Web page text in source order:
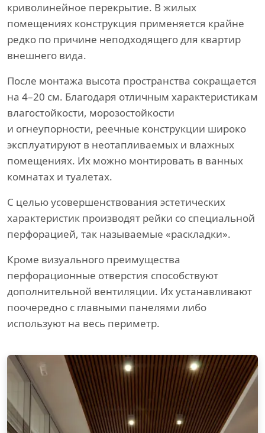
криволинейное перекрытие. В жилых
помещениях конструкция применяется крайне
редко по причине неподходящего для квартир
внешнего вида.
После монтажа высота пространства сокращается
на 4–20 см. Благодаря отличным характеристикам
влагостойкости, морозостойкости
и огнеупорности, реечные конструкции широко
эксплуатируют в неотапливаемых и влажных
помещениях. Их можно монтировать в ванных
комнатах и туалетах.
С целью усовершенствования эстетических
характеристик производят рейки со специальной
перфорацией, так называемые «раскладки».
Кроме визуального преимущества
перфорационные отверстия способствуют
дополнительной вентиляции. Их устанавливают
поочередно с главными панелями либо
используют на весь периметр.